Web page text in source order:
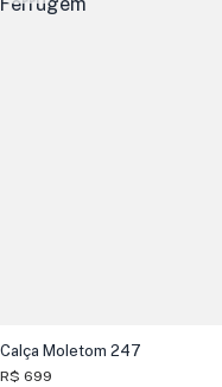
Calça Moletom 247
R$ 699